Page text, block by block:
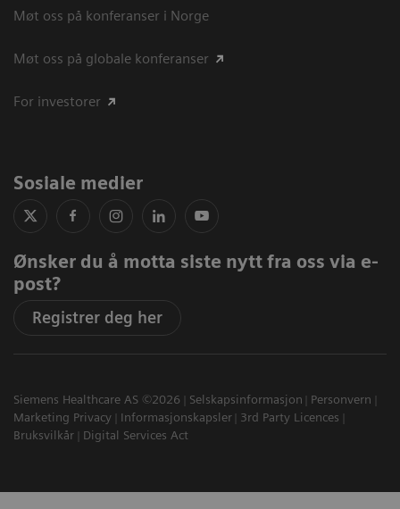
Møt oss på konferanser i Norge
Møt oss på globale konferanser
For investorer
Sosiale medier
Ønsker du å motta siste nytt fra oss via e-
post?
Registrer deg her
Siemens Healthcare AS ©2026 Selskapsinformasjon
Personvern
Marketing Privacy
Informasjonskapsler
3rd Party Licences
Bruksvilkår
Digital Services Act